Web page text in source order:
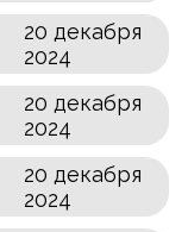
20 декабря
2024
20 декабря
2024
20 декабря
2024